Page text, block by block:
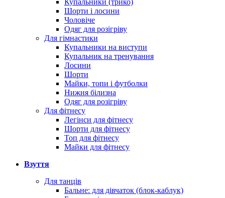
Шорти і лосини
Чоловіче
Одяг для розігріву
Для гімнастики
Купальники на виступи
Купальник на тренування
Лосини
Шорти
Майки, топи і футболки
Нижня білизна
Одяг для розігріву
Для фітнесу
Легінси для фітнесу
Шорти для фітнесу
Топ для фітнесу
Майки для фітнесу
Взуття
Для танців
Бальне: для дівчаток (блок-каблук)